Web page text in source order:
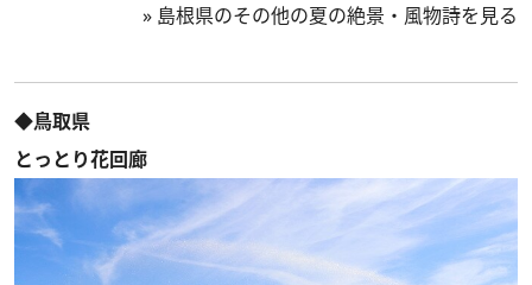
» 島根県のその他の夏の絶景・風物詩を見る
◆鳥取県
とっとり花回廊